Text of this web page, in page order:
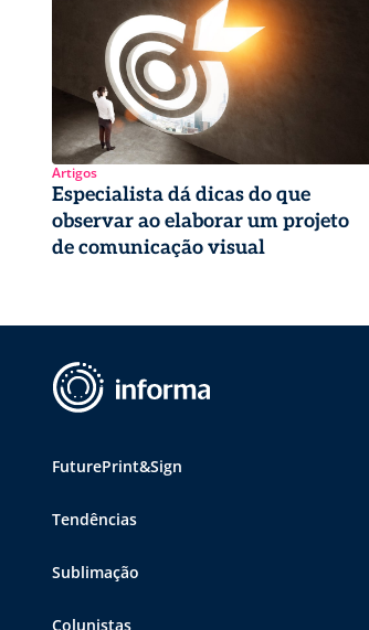
Artigos
Especialista dá dicas do que
observar ao elaborar um projeto
de comunicação visual
FuturePrint&Sign
Tendências
Sublimação
Colunistas